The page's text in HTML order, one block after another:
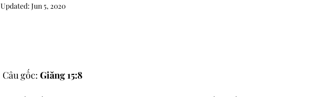
Updated: Jun 5, 2020
Câu gốc: Giăng 15:8